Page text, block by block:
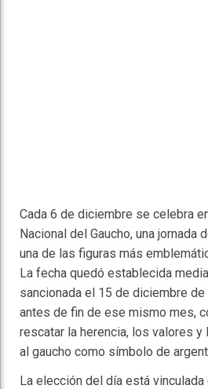
Cada 6 de diciembre se celebra
Nacional del Gaucho, una jornada
una de las figuras más
La fecha quedó establecida
sancionada el 15 de diciembre
antes de fin de ese mismo mes,
rescatar la herencia, los valores y
al gaucho como símbolo de
La elección del día está